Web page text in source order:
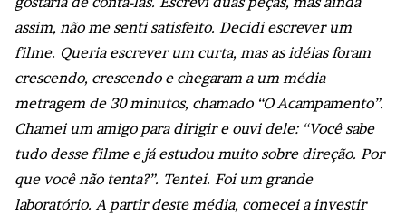
assim, não me senti satisfeito. Decidi escrever um
filme. Queria escrever um curta, mas as idéias foram
crescendo, crescendo e chegaram a um média
metragem de 30 minutos, chamado “O Acampamento”.
Chamei um amigo para dirigir e ouvi dele: “Você sabe
tudo desse filme e já estudou muito sobre direção. Por
que você não tenta?”. Tentei. Foi um grande
laboratório. A partir deste média, comecei a investir